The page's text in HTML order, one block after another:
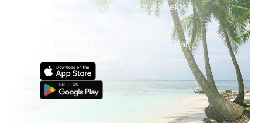
Nuevas ofertas cada día: vuelos,
vacaciones, escapadas
Cómoda gestión de reservas
¡Todo lo que importa, siempre al